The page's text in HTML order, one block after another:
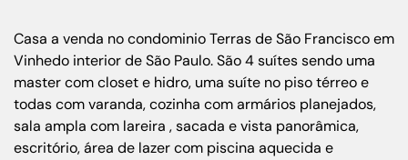
Casa a venda no condominio Terras de São Francisco em
Vinhedo interior de São Paulo. São 4 suítes sendo uma
master com closet e hidro, uma suíte no piso térreo e
todas com varanda, cozinha com armários planejados,
sala ampla com lareira , sacada e vista panorâmica,
escritório, área de lazer com piscina aquecida e